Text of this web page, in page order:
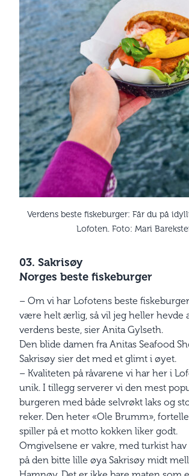
Verdens beste fiskeburger: Får du på
Lofoten. Foto: Mari
03. Sakrisøy
Norges beste fiskeburger
– Om vi har Lofotens beste
være helt ærlig, så vil jeg heller hevde
verdens beste, sier Anita Gylseth.
Den blide damen fra Anitas Seafood
Sakrisøy sier det med et glimt i øyet.
– Kvaliteten på råvarene vi har her i
unik. I tillegg serverer vi den mest
burgeren med både selvrøkt laks og
reker. Den heter «Ole Brumm»,
spiller på et motto kokken liker godt.
Omgivelsene er vakre, med turkist
på den bitte lille øya Sakrisøy midt